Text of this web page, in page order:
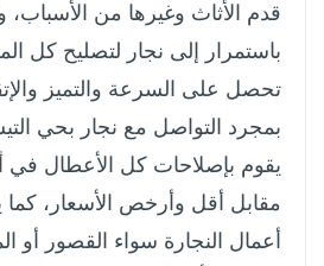
قدم الأثاث وغيرها من الأسباب،
باستمرار إلى نجار لتصليح كل
تحصل على السرعة والتميز
بمجرد التواصل مع نجار بحي
يقوم بإصلاحات كل الأعطال
مقابل أقل وأرخص الأسعار، كما
أعمال النجارة سواء القصور أو